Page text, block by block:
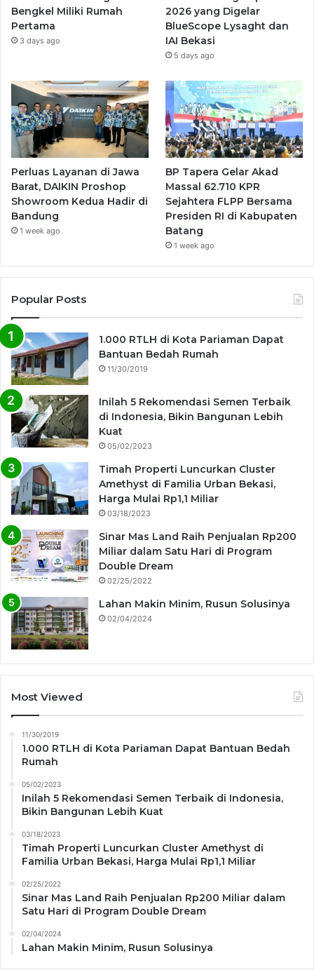
Bengkel Miliki Rumah
Pertama
3 days ago
2026 yang Digelar
BlueScope Lysaght dan
IAI Bekasi
5 days ago
Perluas Layanan di Jawa
Barat, DAIKIN Proshop
Showroom Kedua Hadir di
Bandung
1 week ago
BP Tapera Gelar Akad
Massal 62.710 KPR
Sejahtera FLPP Bersama
Presiden RI di Kabupaten
Batang
1 week ago
Popular Posts
1.000 RTLH di Kota Pariaman Dapat
Bantuan Bedah Rumah
11/30/2019
Inilah 5 Rekomendasi Semen Terbaik
di Indonesia, Bikin Bangunan Lebih
Kuat
05/02/2023
Timah Properti Luncurkan Cluster
Amethyst di Familia Urban Bekasi,
Harga Mulai Rp1,1 Miliar
03/18/2023
Sinar Mas Land Raih Penjualan Rp200
Miliar dalam Satu Hari di Program
Double Dream
02/25/2022
Lahan Makin Minim, Rusun Solusinya
02/04/2024
Most Viewed
11/30/2019
1.000 RTLH di Kota Pariaman Dapat Bantuan Bedah
Rumah
05/02/2023
Inilah 5 Rekomendasi Semen Terbaik di Indonesia,
Bikin Bangunan Lebih Kuat
03/18/2023
Timah Properti Luncurkan Cluster Amethyst di
Familia Urban Bekasi, Harga Mulai Rp1,1 Miliar
02/25/2022
Sinar Mas Land Raih Penjualan Rp200 Miliar dalam
Satu Hari di Program Double Dream
02/04/2024
Lahan Makin Minim, Rusun Solusinya